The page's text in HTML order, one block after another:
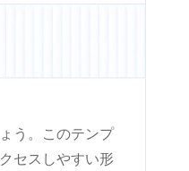
う。このテンプ
セスしやすい形